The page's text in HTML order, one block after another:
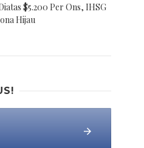
$5.200 Per Ons, IHSG
Hijau